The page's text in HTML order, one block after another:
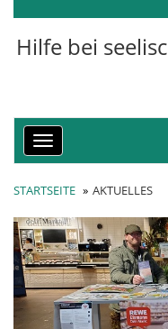
Hilfe bei
Toggle
navigation
STARTSEITE AKTUELLES